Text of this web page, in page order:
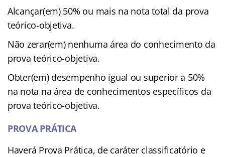
Alcançar(em) 50% ou mais na nota total da prova
teórico-objetiva.
Não zerar(em) nenhuma área do conhecimento da
prova teórico-objetiva.
Obter(em) desempenho igual ou superior a 50%
na nota na área de conhecimentos específicos da
prova teórico-objetiva.
PROVA PRÁTICA
Haverá Prova Prática, de caráter classificatório e